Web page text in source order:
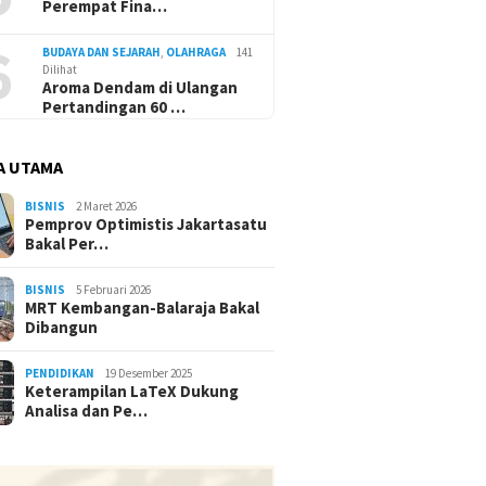
Perempat Fina…
BUDAYA DAN SEJARAH OLAHRAGA
141
Dilihat
Aroma Dendam di Ulangan
Pertandingan 60 …
UTAMA
BISNIS 2 Maret 2026
Pemprov Optimistis Jakartasatu
Bakal Per…
BISNIS 5 Februari 2026
MRT Kembangan-Balaraja Bakal
Dibangun
PENDIDIKAN 19 Desember 2025
Keterampilan LaTeX Dukung
Analisa dan Pe…